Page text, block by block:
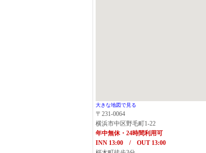
大きな地図で見る
〒231-0064
横浜市中区野毛町1-22
年中無休・24時間利用可
INN 13:00 / OUT 13:00